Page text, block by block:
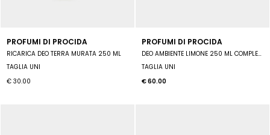
PROFUMI DI PROCIDA
RICARICA DEO TERRA MURATA 250 ML
TAGLIA UNI
€ 30.00
PROFUMI DI PROCIDA
DEO AMBIENTE LIMONE 250 ML COMPLETO DI MIDOLLINI
TAGLIA UNI
€ 60.00